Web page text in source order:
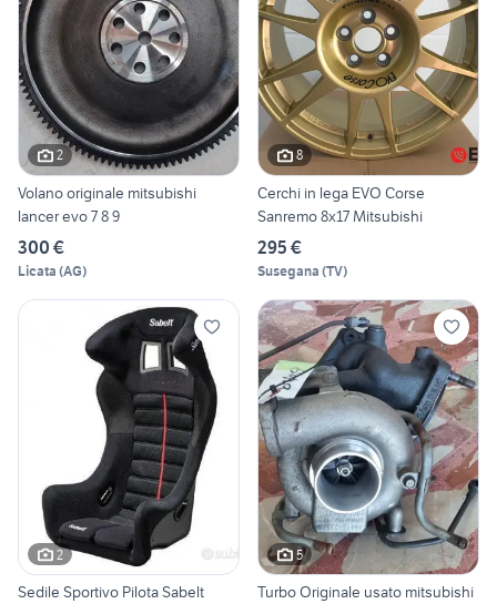
2
Volano originale mitsubishi
lancer evo 7 8 9
300 €
Licata (AG)
8
Cerchi in lega EVO Corse
Sanremo 8x17 Mitsubishi
295 €
Susegana (TV)
2
Sedile Sportivo Pilota Sabelt
5
Turbo Originale usato mitsubishi